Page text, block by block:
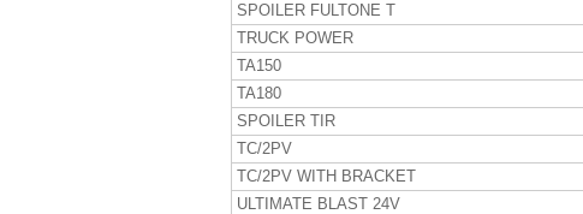
SPOILER FULTONE T
TRUCK POWER
TA150
TA180
SPOILER TIR
TC/2PV
TC/2PV WITH BRACKET
ULTIMATE BLAST 24V